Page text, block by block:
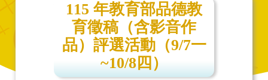
115 年教育部品德教
育徵稿（含影音作
品）評選活動（9/7一
~10/8四）